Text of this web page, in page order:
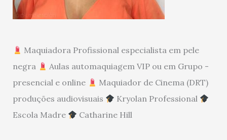
Maquiadora Profissional especialista em pele
negra
Aulas automaquiagem VIP ou em Grupo -
presencial e online
Maquiador de Cinema (DRT)
produções audiovisuais
Kryolan Professional
Escola Madre
Catharine Hill